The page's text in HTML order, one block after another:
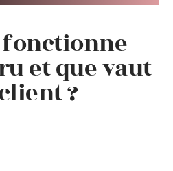
et que vaut
?